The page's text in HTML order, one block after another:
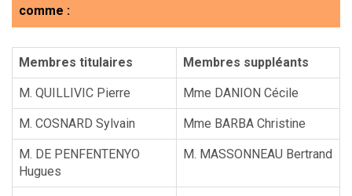
comme :
Membres titulaires Membres suppléants
M. QUILLIVIC Pierre Mme DANION Cécile
M. COSNARD Sylvain Mme BARBA Christine
M. DE PENFENTENYO
Hugues
M. MASSONNEAU Bertrand